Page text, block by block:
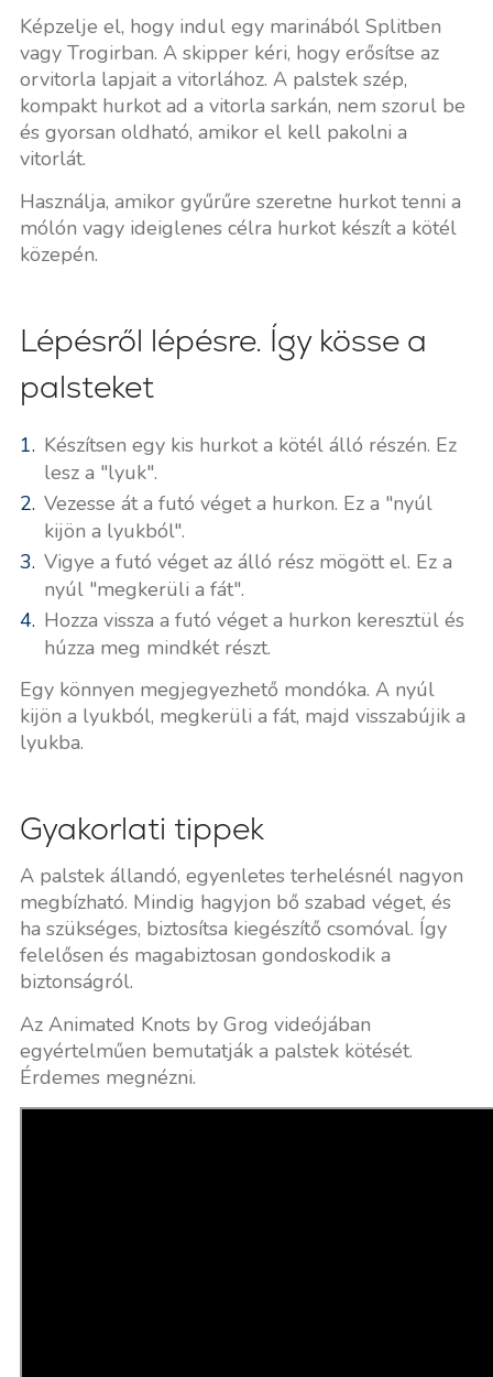
Képzelje el, hogy indul egy marinából Splitben
vagy Trogirban. A skipper kéri, hogy erősítse az
orvitorla lapjait a vitorlához. A palstek szép,
kompakt hurkot ad a vitorla sarkán, nem szorul be
és gyorsan oldható, amikor el kell pakolni a
vitorlát.
Használja, amikor gyűrűre szeretne hurkot tenni a
mólón vagy ideiglenes célra hurkot készít a kötél
közepén.
Lépésről lépésre. Így kösse a
palsteket
Készítsen egy kis hurkot a kötél álló részén. Ez
lesz a "lyuk".
Vezesse át a futó véget a hurkon. Ez a "nyúl
kijön a lyukból".
Vigye a futó véget az álló rész mögött el. Ez a
nyúl "megkerüli a fát".
Hozza vissza a futó véget a hurkon keresztül és
húzza meg mindkét részt.
Egy könnyen megjegyezhető mondóka. A nyúl
kijön a lyukból, megkerüli a fát, majd visszabújik a
lyukba.
Gyakorlati tippek
A palstek állandó, egyenletes terhelésnél nagyon
megbízható. Mindig hagyjon bő szabad véget, és
ha szükséges, biztosítsa kiegészítő csomóval. Így
felelősen és magabiztosan gondoskodik a
biztonságról.
Az Animated Knots by Grog videójában
egyértelműen bemutatják a palstek kötését.
Érdemes megnézni.